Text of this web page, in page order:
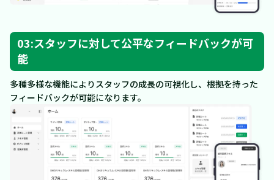
03:スタッフに対して公平なフィードバックが可
能
多種多様な機能によりスタッフの成長の可視化し、根拠を持った
フィードバックが可能になります。